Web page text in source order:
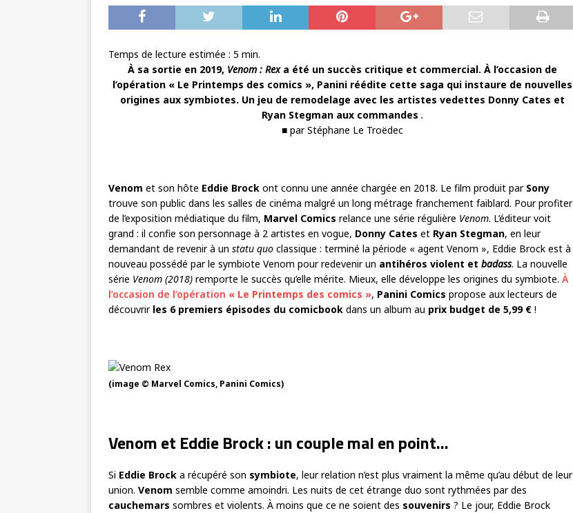
Temps de lecture estimée : 5 min.
À sa sortie en 2019, Venom : Rexa été un succès critique et commercial. À l’occasion de
l’opération « Le Printemps des comics », Panini réédite cette saga qui instaure de nouvelles
origines aux symbiotes. Un jeu de remodelage avec les artistes vedettes Donny Cates et
Ryan Stegman aux commandes .
■ par Stéphane Le Troëdec
Venom et son hôte Eddie Brock ont connu une année chargée en 2018. Le film produit par Sony
trouve son public dans les salles de cinéma malgré un long métrage franchement faiblard. Pour profiter
de l’exposition médiatique du film, Marvel Comics relance une série régulière Venom. L’éditeur voit
grand : il confie son personnage à 2 artistes en vogue, Donny Cates et Ryan Stegman, en leur
demandant de revenir à un statu quo classique : terminé la période « agent Venom », Eddie Brock est à
nouveau possédé par le symbiote Venom pour redevenir un antihéros violent et badass. La nouvelle
série Venom (2018) remporte le succès qu’elle mérite. Mieux, elle développe les origines du symbiote. À
l’occasion de l’opération « Le Printemps des comics », Panini Comics propose aux lecteurs de
découvrir les 6 premiers épisodes du comicbook dans un album au prix budget de 5,99 € !
(image © Marvel Comics, Panini Comics)
Venom et Eddie Brock : un couple mal en point…
Si Eddie Brock a récupéré son symbiote, leur relation n’est plus vraiment la même qu’au début de leur
union. Venom semble comme amoindri. Les nuits de cet étrange duo sont rythmées par des
cauchemars sombres et violents. À moins que ce ne soient des souvenirs ? Le jour, Eddie Brock